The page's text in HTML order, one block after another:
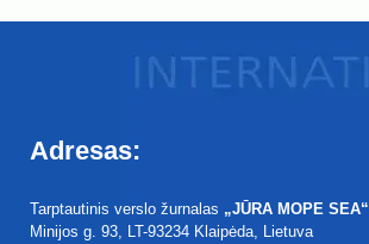
Adresas:
Tarptautinis verslo žurnalas „JŪRA MOPE SEA“
Minijos g. 93, LT-93234 Klaipėda, Lietuva